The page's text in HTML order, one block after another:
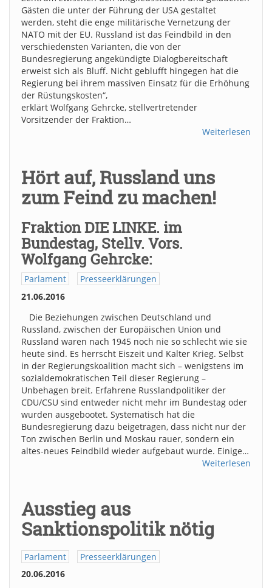
Gästen die unter der Führung der USA gestaltet
werden, steht die enge militärische Vernetzung der
NATO mit der EU. Russland ist das Feindbild in den
verschiedensten Varianten, die von der
Bundesregierung angekündigte Dialogbereitschaft
erweist sich als Bluff. Nicht geblufft hingegen hat die
Regierung bei ihrem massiven Einsatz für die Erhöhung
der Rüstungskosten“,
erklärt Wolfgang Gehrcke, stellvertretender
Vorsitzender der Fraktion…
Weiterlesen
Hört auf, Russland uns
zum Feind zu machen!
Fraktion DIE LINKE. im
Bundestag, Stellv. Vors.
Wolfgang Gehrcke:
Parlament
Presseerklärungen
21.06.2016
Die Beziehungen zwischen Deutschland und
Russland, zwischen der Europäischen Union und
Russland waren nach 1945 noch nie so schlecht wie sie
heute sind. Es herrscht Eiszeit und Kalter Krieg. Selbst
in der Regierungskoalition macht sich – wenigstens im
sozialdemokratischen Teil dieser Regierung –
Unbehagen breit. Erfahrene Russlandpolitiker der
CDU/CSU sind entweder nicht mehr im Bundestag oder
wurden ausgebootet. Systematisch hat die
Bundesregierung dazu beigetragen, dass nicht nur der
Ton zwischen Berlin und Moskau rauer, sondern ein
altes-neues Feindbild wieder aufgebaut wurde. Einige…
Weiterlesen
Ausstieg aus
Sanktionspolitik nötig
Parlament
Presseerklärungen
20.06.2016